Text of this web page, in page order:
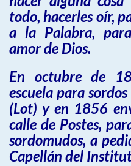
todo, hacerles oír,
a la Palabra,
amor de Dios.
En octubre de
escuela para
(Lot) y en 1856
calle de Postes,
sordomudos, a
Capellán del